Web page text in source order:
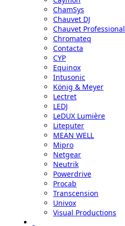
ChamSys
Chauvet DJ
Chauvet Professional
Chromateq
Contacta
CYP
Equinox
Intusonic
König & Meyer
Lectret
LEDJ
LeDUX Lumière
Liteputer
MEAN WELL
Mipro
Netgear
Neutrik
Powerdrive
Procab
Transcension
Univox
Visual Productions